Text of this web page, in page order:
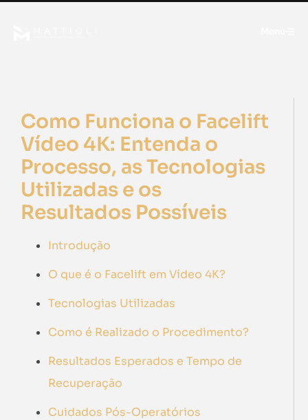
Como Funciona o Facelift
Vídeo 4K: Entenda o
Processo, as Tecnologias
Utilizadas e os
Resultados Possíveis
Introdução
O que é o Facelift em Vídeo 4K?
Tecnologias Utilizadas
Como é Realizado o Procedimento?
Resultados Esperados e Tempo de
Recuperação
Cuidados Pós-Operatórios